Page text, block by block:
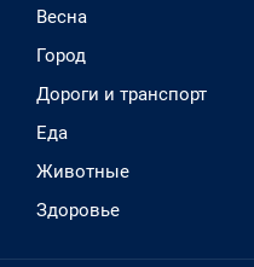
Весна
Город
Дороги и транспорт
Еда
Животные
Здоровье